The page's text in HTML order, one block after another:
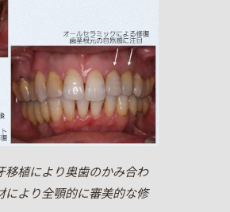
移植により奥歯のかみ合わ
により全顎的に審美的な修